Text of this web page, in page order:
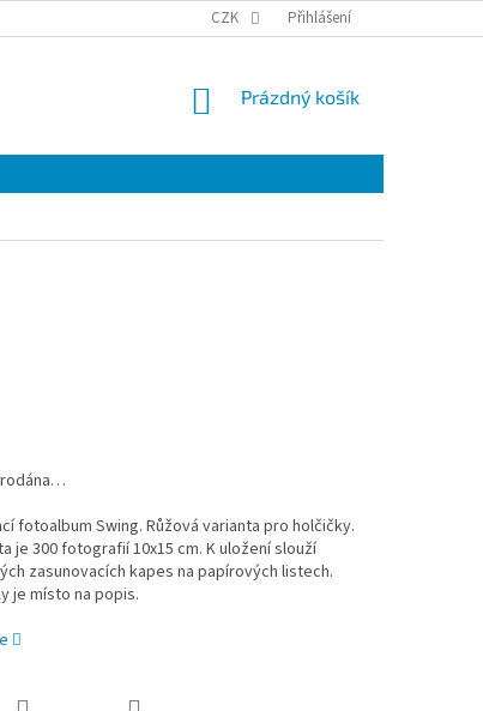
PODMÍNKY OCHRANY OSOBNÍCH ÚDAJŮ
CZK Přihlášení
NÁKUPNÍ
Prázdný košík
fotoalbum Swing. Růžová varianta pro holčičky.
je 300 fotografií 10x15 cm. K uložení slouží
zasunovacích kapes na papírových listech.
je místo na popis.